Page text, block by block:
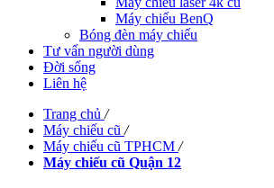
Máy chiếu BenQ
Bóng đèn máy chiếu
Tư vấn người dùng
Đời sống
Liên hệ
Trang chủ /
Máy chiếu cũ /
Máy chiếu cũ TPHCM /
Máy chiếu cũ Quận 12